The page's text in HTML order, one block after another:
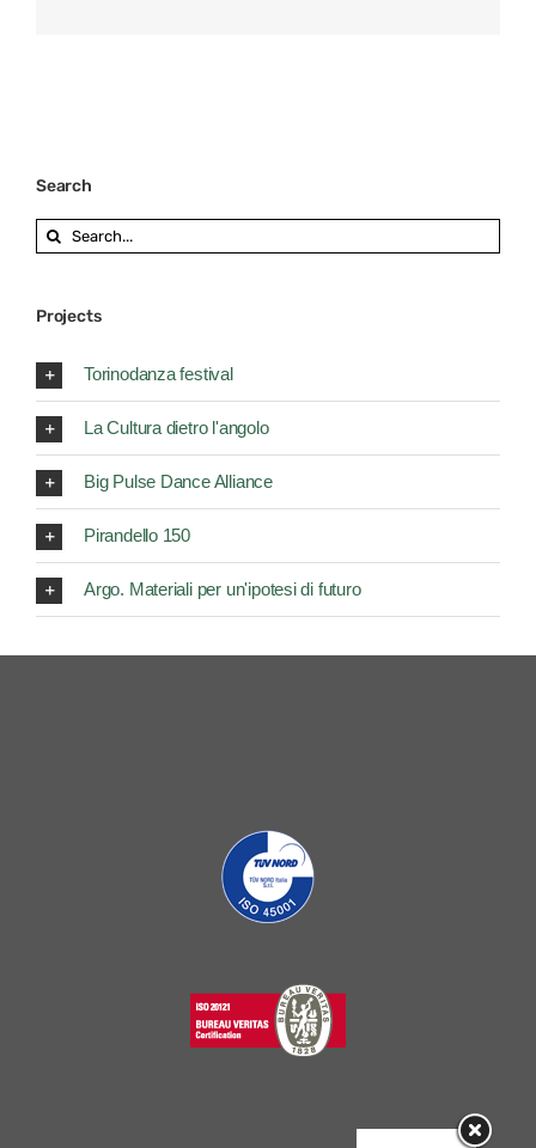
Search
Search
for:
Projects
Torinodanza festival
La Cultura dietro l'angolo
Big Pulse Dance Alliance
Pirandello 150
Argo. Materiali per un'ipotesi di futuro